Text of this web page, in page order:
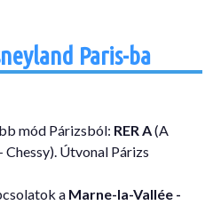
Paris-ba
mód Párizsból: RER A(A
Útvonal Párizs
a Marne-la-Vallée -